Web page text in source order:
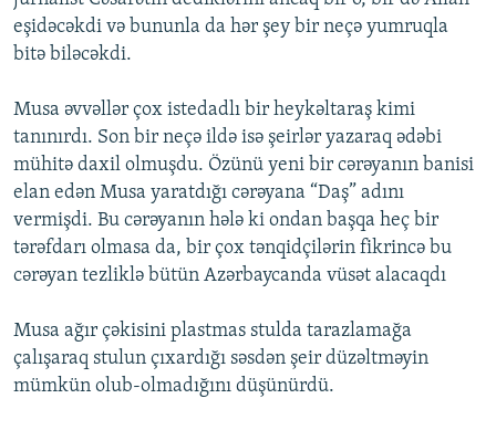
eşidəcəkdi və bununla da hər şey bir neçə yumruqla
bitə biləcəkdi.
Musa əvvəllər çox istedadlı bir heykəltaraş kimi
tanınırdı. Son bir neçə ildə isə şeirlər yazaraq ədəbi
mühitə daxil olmuşdu. Özünü yeni bir cərəyanın banisi
elan edən Musa yaratdığı cərəyana “Daş” adını
vermişdi. Bu cərəyanın hələ ki ondan başqa heç bir
tərəfdarı olmasa da, bir çox tənqidçilərin fikrincə bu
cərəyan tezliklə bütün Azərbaycanda vüsət alacaqdı
Musa ağır çəkisini plastmas stulda tarazlamağa
çalışaraq stulun çıxardığı səsdən şeir düzəltməyin
mümkün olub-olmadığını düşünürdü.